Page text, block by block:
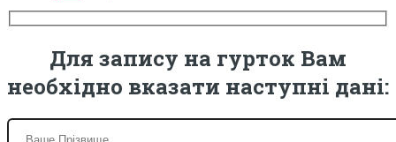
Для запису на гурток Вам
необхідно вказати наступні дані: